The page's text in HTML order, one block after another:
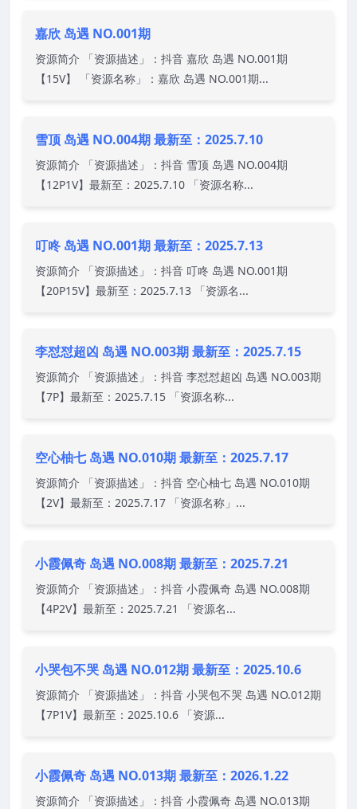
嘉欣 岛遇 NO.001期
资源简介 「资源描述」：抖音 嘉欣 岛遇 NO.001期
【15V】 「资源名称」：嘉欣 岛遇 NO.001期...
雪顶 岛遇 NO.004期 最新至：2025.7.10
资源简介 「资源描述」：抖音 雪顶 岛遇 NO.004期
【12P1V】最新至：2025.7.10 「资源名称...
叮咚 岛遇 NO.001期 最新至：2025.7.13
资源简介 「资源描述」：抖音 叮咚 岛遇 NO.001期
【20P15V】最新至：2025.7.13 「资源名...
李怼怼超凶 岛遇 NO.003期 最新至：2025.7.15
资源简介 「资源描述」：抖音 李怼怼超凶 岛遇 NO.003期
【7P】最新至：2025.7.15 「资源名称...
空心柚七 岛遇 NO.010期 最新至：2025.7.17
资源简介 「资源描述」：抖音 空心柚七 岛遇 NO.010期
【2V】最新至：2025.7.17 「资源名称」...
小霞佩奇 岛遇 NO.008期 最新至：2025.7.21
资源简介 「资源描述」：抖音 小霞佩奇 岛遇 NO.008期
【4P2V】最新至：2025.7.21 「资源名...
小哭包不哭 岛遇 NO.012期 最新至：2025.10.6
资源简介 「资源描述」：抖音 小哭包不哭 岛遇 NO.012期
【7P1V】最新至：2025.10.6 「资源...
小霞佩奇 岛遇 NO.013期 最新至：2026.1.22
资源简介 「资源描述」：抖音 小霞佩奇 岛遇 NO.013期